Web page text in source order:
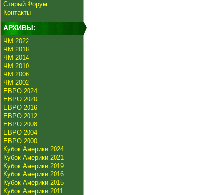
Старый Форум
Контакты
АРХИВЫ:
ЧМ 2022
ЧМ 2018
ЧМ 2014
ЧМ 2010
ЧМ 2006
ЧМ 2002
ЕВРО 2024
ЕВРО 2020
ЕВРО 2016
ЕВРО 2012
ЕВРО 2008
ЕВРО 2004
ЕВРО 2000
Кубок Америки 2024
Кубок Америки 2021
Кубок Америки 2019
Кубок Америки 2016
Кубок Америки 2015
Кубок Америки 2011